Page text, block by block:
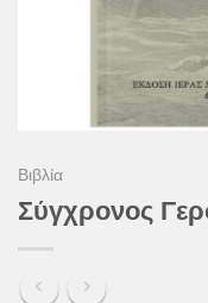
Βιβλία
Σύγχρονος